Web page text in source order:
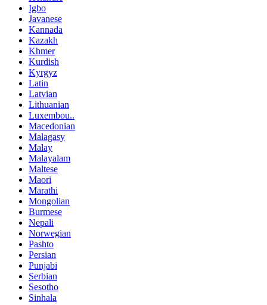
Igbo
Javanese
Kannada
Kazakh
Khmer
Kurdish
Kyrgyz
Latin
Latvian
Lithuanian
Luxembou..
Macedonian
Malagasy
Malay
Malayalam
Maltese
Maori
Marathi
Mongolian
Burmese
Nepali
Norwegian
Pashto
Persian
Punjabi
Serbian
Sesotho
Sinhala